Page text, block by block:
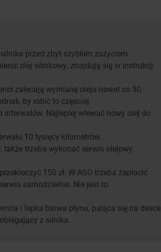
przed zbyt szybkim zużyciem.
olej silnikowy, znajdują się w instrukcji
zalecają wymianę oleju nawet co 30
by robić to częściej.
Najlepiej wlewać nowy olej do
10 tysięcy kilometrów.
trzeba wykonać serwis olejowy.
150 zł. W ASO trzeba zapłacić
samodzielnie. Nie jest to
i lepka barwa płynu, paląca się na desce
z silnika.